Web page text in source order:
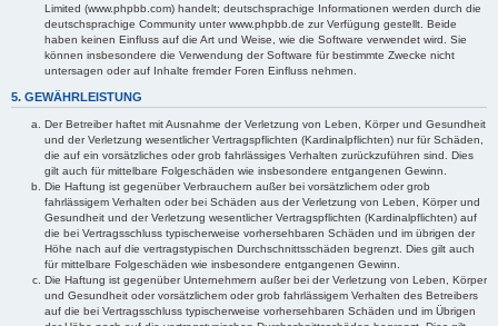
Limited (www.phpbb.com) handelt; deutschsprachige Informationen werden durch die
deutschsprachige Community unter www.phpbb.de zur Verfügung gestellt. Beide
haben keinen Einfluss auf die Art und Weise, wie die Software verwendet wird. Sie
können insbesondere die Verwendung der Software für bestimmte Zwecke nicht
untersagen oder auf Inhalte fremder Foren Einfluss nehmen.
5. GEWÄHRLEISTUNG
Der Betreiber haftet mit Ausnahme der Verletzung von Leben, Körper und Gesundheit
und der Verletzung wesentlicher Vertragspflichten (Kardinalpflichten) nur für Schäden,
die auf ein vorsätzliches oder grob fahrlässiges Verhalten zurückzuführen sind. Dies
gilt auch für mittelbare Folgeschäden wie insbesondere entgangenen Gewinn.
Die Haftung ist gegenüber Verbrauchern außer bei vorsätzlichem oder grob
fahrlässigem Verhalten oder bei Schäden aus der Verletzung von Leben, Körper und
Gesundheit und der Verletzung wesentlicher Vertragspflichten (Kardinalpflichten) auf
die bei Vertragsschluss typischerweise vorhersehbaren Schäden und im übrigen der
Höhe nach auf die vertragstypischen Durchschnittsschäden begrenzt. Dies gilt auch
für mittelbare Folgeschäden wie insbesondere entgangenen Gewinn.
Die Haftung ist gegenüber Unternehmern außer bei der Verletzung von Leben, Körper
und Gesundheit oder vorsätzlichem oder grob fahrlässigem Verhalten des Betreibers
auf die bei Vertragsschluss typischerweise vorhersehbaren Schäden und im Übrigen